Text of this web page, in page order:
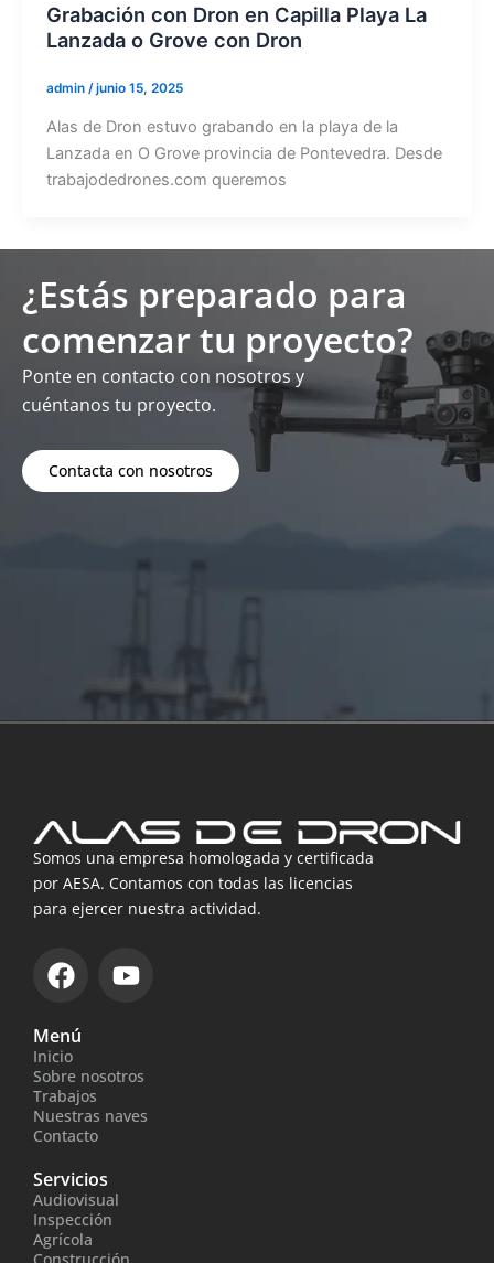
Grabación con Dron en Capilla Playa La
Lanzada o Grove con Dron
admin /junio 15, 2025
Alas de Dron estuvo grabando en la playa de la
Lanzada en O Grove provincia de Pontevedra. Desde
trabajodedrones.com queremos
¿Estás preparado para
comenzar tu proyecto?
Ponte en contacto con nosotros y
cuéntanos tu proyecto.
Contacta con nosotros
Somos una empresa homologada y certificada
por AESA. Contamos con todas las licencias
para ejercer nuestra actividad.
F
a
e
b
o
o
k
Y
o
u
e
Menú
Inicio
Sobre nosotros
Trabajos
Nuestras naves
Contacto
Servicios
Audiovisual
Inspección
Agrícola